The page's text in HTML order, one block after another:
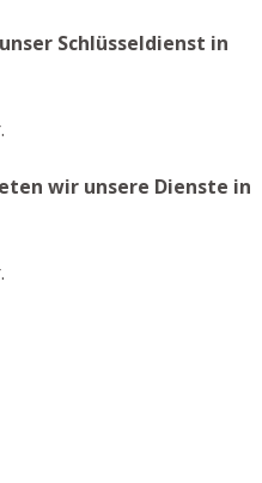
Schlüsseldienst in
wir unsere Dienste in